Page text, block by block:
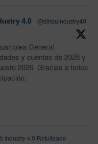
4.0
@dihbuindustry40
General
y cuentas de 2025 y
2026. Gracias a todos
Industry 4.0 Retuiteado